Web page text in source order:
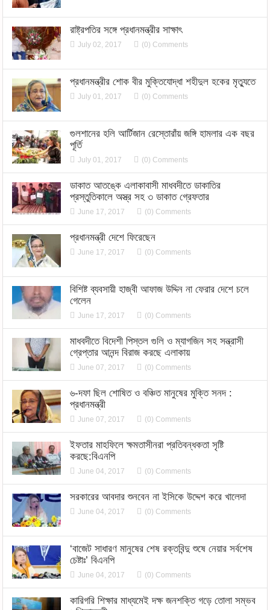
রাষ্ট্রপতির সঙ্গে প্রধানমন্ত্রীর সাক্ষাৎ
July 02, 2017 (0) Comments
প্রধানমন্ত্রীর শোক বীর মুক্তিযোদ্ধা শহীদুল হকের মৃত্যুতে
July 01, 2017 (0) Comments
গুলশানের হলি আর্টিজান রেস্তোরাঁয় জঙ্গি হামলার এক বছর
পূর্তি
July 01, 2017 (0) Comments
ডাকাত আতঙ্কে এলাকাবাসী মাধবদীতে ডাকাতির
প্রস্তুতিকালে অস্ত্র সহ ৩ ডাকাত গ্রেফতার
June 17, 2017 (0) Comments
প্রধানমন্ত্রী দেশে ফিরেছেন
June 17, 2017 (0) Comments
বিশিষ্ট ব্যবসায়ী হাজ্বী আফাজ উদ্দিন না ফেরার দেশে চলে
গেলেন
June 17, 2017 (0) Comments
মাধবদীতে বিদেশী পিস্তল গুলি ও ম্যাগজিন সহ সন্ত্রাসী
গ্রেপ্তার আনন্দ বিরাজ করছে এলাকায়
June 07, 2017 (0) Comments
৬-দফা ছিল শোষিত ও বঞ্চিত মানুষের মুক্তি সনদ :
প্রধানমন্ত্রী
June 07, 2017 (0) Comments
ইফতার মাহফিলে ক্ষমতাসীনরা প্রতিবন্ধকতা সৃষ্টি
করছে:বিএনপি
June 04, 2017 (0) Comments
সরকারের আবদার শুনবেন না ইসিকে উদ্দেশ করে খালেদা
June 04, 2017 (0) Comments
‘বাজেট সাধারণ মানুষের শেষ রক্তবিন্দু শুষে নেয়ার সর্বশেষ
চেষ্টাঃ’ বিএনপি
June 04, 2017 (0) Comments
কারিগরি শিক্ষার মাধ্যমেই দক্ষ জনশক্তি গড়ে তোলা সম্ভব